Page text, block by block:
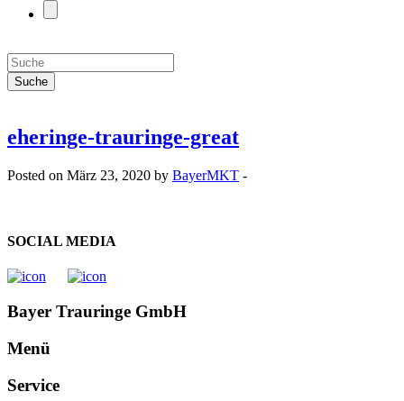
eheringe-trauringe-great
Posted on März 23, 2020 by BayerMKT -
SOCIAL MEDIA
Bayer Trauringe GmbH
Menü
Service